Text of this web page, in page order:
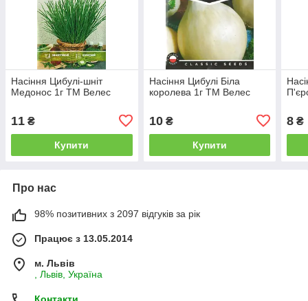
Насіння Цибулі-шніт
Медонос 1г ТМ Велес
11 ₴
Купити
Насіння Цибулі Біла
королева 1г ТМ Велес
10₴
Купити
8 ₴
Про нас
98% позитивних з 2097 відгуків за рік
Працює з 13.05.2014
м. Львів
, Львів, Україна